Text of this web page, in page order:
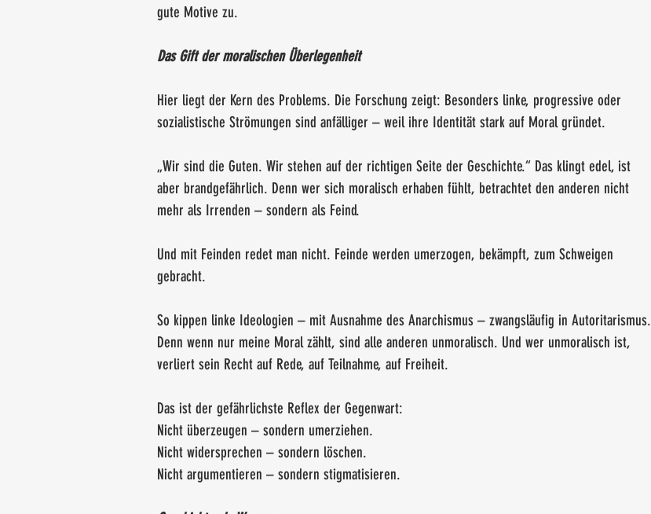
gute Motive zu.
Das Gift der moralischen Überlegenheit
Hier liegt der Kern des Problems. Die Forschung zeigt: Besonders linke, progressive oder
sozialistische Strömungen sind anfälliger – weil ihre Identität stark auf Moral gründet.
„Wir sind die Guten. Wir stehen auf der richtigen Seite der Geschichte.“ Das klingt edel, ist
aber brandgefährlich. Denn wer sich moralisch erhaben fühlt, betrachtet den anderen nicht
mehr als Irrenden – sondern als Feind.
Und mit Feinden redet man nicht. Feinde werden umerzogen, bekämpft, zum Schweigen
gebracht.
So kippen linke Ideologien – mit Ausnahme des Anarchismus – zwangsläufig in Autoritarismus.
Denn wenn nur meine Moral zählt, sind alle anderen unmoralisch. Und wer unmoralisch ist,
verliert sein Recht auf Rede, auf Teilnahme, auf Freiheit.
Das ist der gefährlichste Reflex der Gegenwart:
Nicht überzeugen – sondern umerziehen.
Nicht widersprechen – sondern löschen.
Nicht argumentieren – sondern stigmatisieren.